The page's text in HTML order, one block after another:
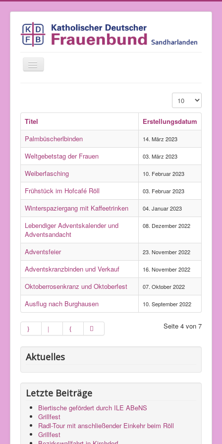
Navigation
Vorstandschaft und Kontakt
Jahresprogramm
Bilder und Berichte
Rezepte
Impressum
Anzeige #
Titel
Erstellungsdatum
Palmbüscherlbinden
14. März 2023
Weltgebetstag der Frauen 03. März 2023
Weiberfasching 10. Februar 2023
Frühstück im Hofcafé Röll 03. Februar 2023
Winterspaziergang mit Kaffeetrinken 04. Januar 2023
Lebendiger Adventskalender und
Adventsandacht
08. Dezember 2022
Adventsfeier 23. November 2022
Adventskranzbinden und Verkauf 16. November 2022
Oktoberrosenkranz und Oktoberfest 07. Oktober 2022
Ausflug nach Burghausen 10. September 2022
Seite 4 von 7
Aktuelles
Letzte Beiträge
Biertische gefördert durch ILE ABeNS
Grillfest
Radl-Tour mit anschließender Einkehr beim Röll
Grillfest